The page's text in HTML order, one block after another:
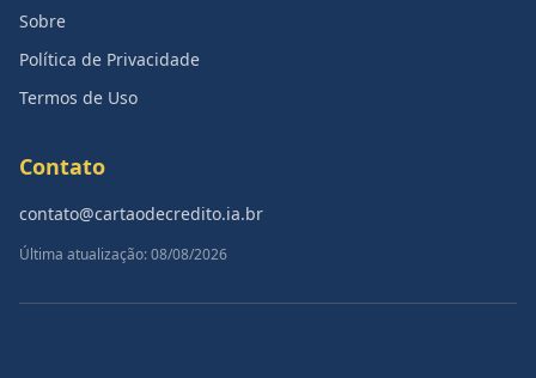
Sobre
Política de Privacidade
Termos de Uso
Contato
contato@cartaodecredito.ia.br
Última atualização: 08/08/2026